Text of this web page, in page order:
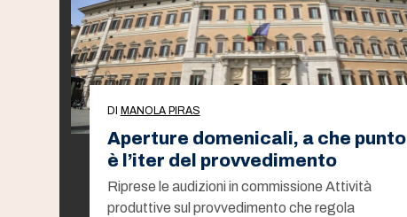
DI MANOLA PIRAS
Aperture domenicali, a che punto
è l’iter del provvedimento
Riprese le audizioni in commissione Attività
produttive sul provvedimento che regola